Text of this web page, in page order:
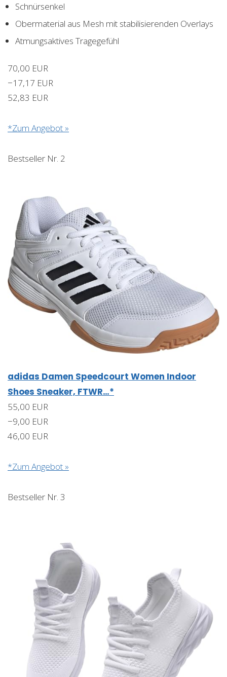
Schnürsenkel
Obermaterial aus Mesh mit stabilisierenden Overlays
Atmungsaktives Tragegefühl
70,00 EUR
−17,17 EUR
52,83 EUR
*Zum Angebot »
Bestseller Nr. 2
adidas Damen Speedcourt Women Indoor
Shoes Sneaker, FTWR…*
55,00 EUR
−9,00 EUR
46,00 EUR
*Zum Angebot »
Bestseller Nr. 3